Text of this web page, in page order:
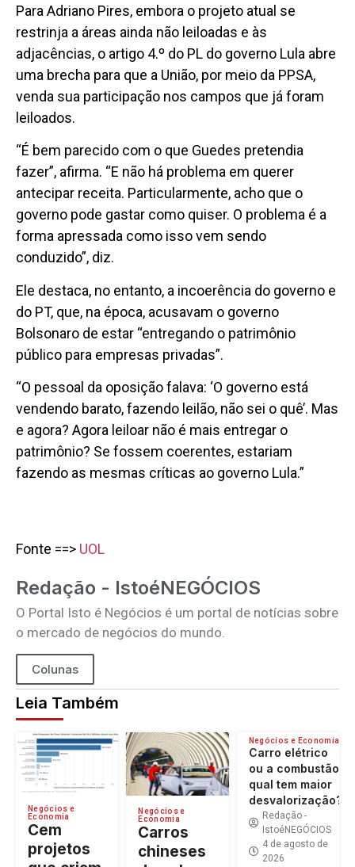
Para Adriano Pires, embora o projeto atual se
restrinja a áreas ainda não leiloadas e às
adjacências, o artigo 4.º do PL do governo Lula abre
uma brecha para que a União, por meio da PPSA,
venda sua participação nos campos que já foram
leiloados.
“É bem parecido com o que Guedes pretendia
fazer”, afirma. “E não há problema em querer
antecipar receita. Particularmente, acho que o
governo pode gastar como quiser. O problema é a
forma apressada como isso vem sendo
conduzido”, diz.
Ele destaca, no entanto, a incoerência do governo e
do PT, que, na época, acusavam o governo
Bolsonaro de estar “entregando o patrimônio
público para empresas privadas”.
“O pessoal da oposição falava: ‘O governo está
vendendo barato, fazendo leilão, não sei o quê’. Mas
e agora? Agora leiloar não é mais entregar o
patrimônio? Se fossem coerentes, estariam
fazendo as mesmas críticas ao governo Lula.”
Fonte ==> UOL
Redação - IstoéNEGÓCIOS
O Portal Isto é Negócios é um portal de notícias sobre
o mercado de negócios do mundo.
Colunas
Leia Também
Negócios e
Economia
Cem
projetos
Negócios e
Economia
Carros
chineses
Negócios e Economia
Carro elétrico
ou a combustão:
qual tem maior
desvalorização?
Redação -
IstoéNEGÓCIOS
4 de agosto de
2026